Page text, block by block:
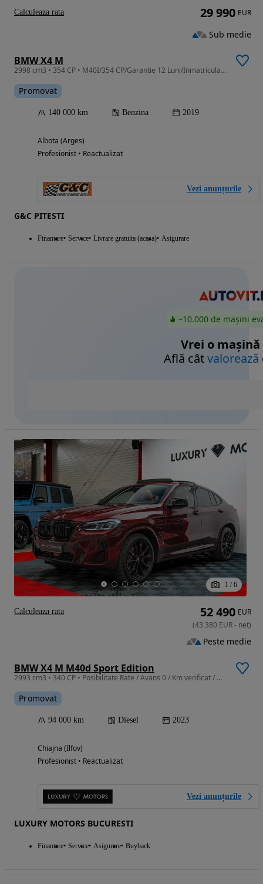
BMW X4 M
2998 cm3 • 354 CP • M40I/354 CP/Garantie 12 Luni/Inmatriculat RO/FARURI LED
Promovat
140 000 km Benzina 2019
Albota (Arges)
Profesionist • Reactualizat
Vezi anunțurile
G&C PITESTI
Finantare Service Livrare gratuita (acasa) Asigurare
29 990 EUR
Sub medie
Calculeaza rata
~10.000 de mașini
Vrei o mașină
Află câtvalorează
1 / 6
BMW X4 M M40d Sport Edition
2993 cm3 • 340 CP • Posibilitate Rate / Avans 0 / Km verificat / Garantie Extinsa
Promovat
94 000 km Diesel 2023
Chiajna (Ilfov)
Profesionist • Reactualizat
Vezi anunțurile
LUXURY MOTORS BUCURESTI
Finantare Service Asigurare Buyback
52 490 EUR
(43 380 EUR- net)
Peste medie
Calculeaza rata